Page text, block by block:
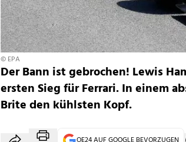
© EPA
Der Bann ist gebrochen! Lewis
ersten Sieg für Ferrari. In einem
Brite den kühlsten Kopf.